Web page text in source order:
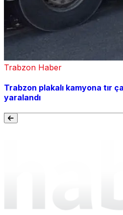
Trabzon Haber
Trabzon plakalı kamyona tır
yaralandı